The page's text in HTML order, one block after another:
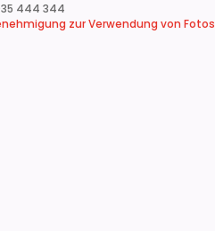
444 344
zur Verwendung von Fotos